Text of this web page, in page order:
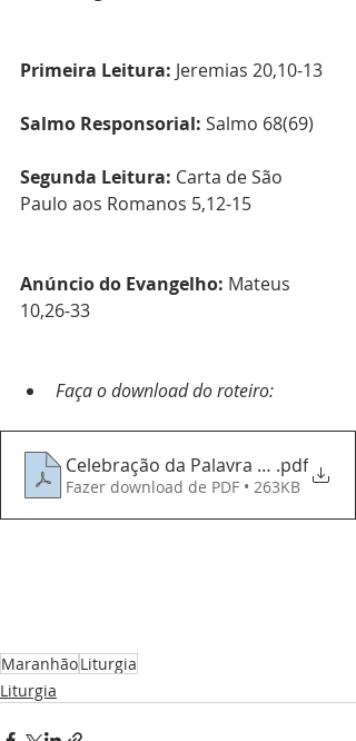
Primeira Leitura: Jeremias 20,10-13
Salmo Responsorial: Salmo 68(69)
Segunda Leitura: Carta de São
Paulo aos Romanos 5,12-15
Anúncio do Evangelho: Mateus
10,26-33
Faça o download do roteiro:
Celebração da Palavra - .pdf
Fazer download de PDF • 263KB
MaranhãoLiturgia
Liturgia